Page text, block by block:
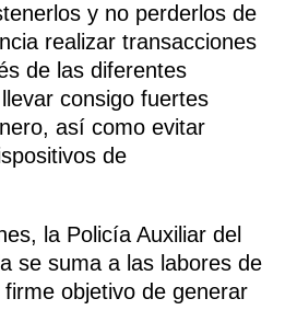
y no perderlos de
realizar transacciones
de las diferentes
consigo fuertes
así como evitar
de
la Policía Auxiliar del
se suma a las labores de
objetivo de generar